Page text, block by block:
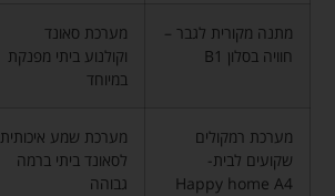
מתנה מקורית לגבר –
חוויה בסלון B1
מערכת סאונד
וקולנוע ביתי מפנקת
במיוחד
מערכת רמקולים
שקועים לבית-
Happy home A4
מערכת שמע איכותית
לסאונד ביתי ברמה
גבוהה